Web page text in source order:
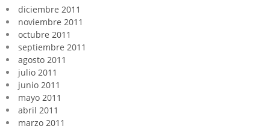
diciembre 2011
noviembre 2011
octubre 2011
septiembre 2011
agosto 2011
julio 2011
junio 2011
mayo 2011
abril 2011
marzo 2011